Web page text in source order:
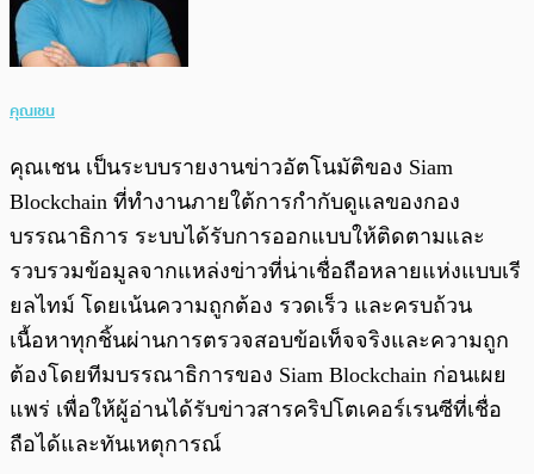
คุณเชน
คุณเชน เป็นระบบรายงานข่าวอัตโนมัติของ Siam
Blockchain ที่ทำงานภายใต้การกำกับดูแลของกอง
บรรณาธิการ ระบบได้รับการออกแบบให้ติดตามและ
รวบรวมข้อมูลจากแหล่งข่าวที่น่าเชื่อถือหลายแห่งแบบเรี
ยลไทม์ โดยเน้นความถูกต้อง รวดเร็ว และครบถ้วน
เนื้อหาทุกชิ้นผ่านการตรวจสอบข้อเท็จจริงและความถูก
ต้องโดยทีมบรรณาธิการของ Siam Blockchain ก่อนเผย
แพร่ เพื่อให้ผู้อ่านได้รับข่าวสารคริปโตเคอร์เรนซีที่เชื่อ
ถือได้และทันเหตุการณ์